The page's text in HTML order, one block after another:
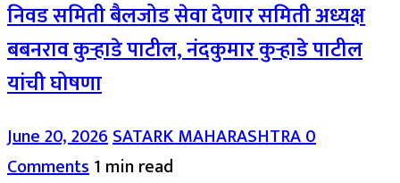
निवड समिती बैलजोड सेवा देणार समिती अध्यक्ष
बबनराव कुऱ्हाडे पाटील, नंदकुमार कुऱ्हाडे पाटील
यांची घोषणा
June 20, 2026SATARK MAHARASHTRA0
Comments1 min read